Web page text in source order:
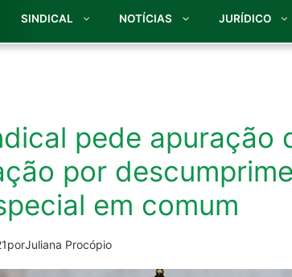
SINDICAL NOTÍCIAS JURÍDICO
pede apuração
por
em comum
porJuliana Procópio